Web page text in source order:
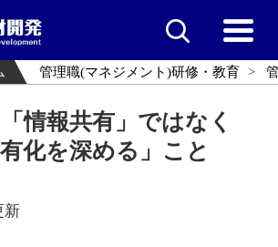
管理職(マネジメント)研修・教育
情報共有」ではなく
有化を深める」こと
新